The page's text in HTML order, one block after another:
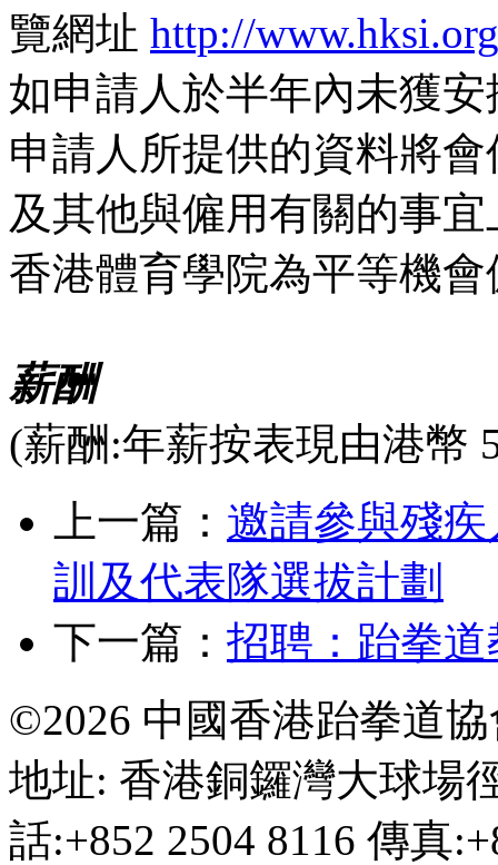
覽網址 http://
如申請人於半年內未獲
申請人所提供的資料將
及其他與僱用有關的事宜
香港體育學院為平等機會
薪酬
(薪酬:年薪按表現由港幣
上一篇： 邀請參與殘疾
訓及代表隊選拔計劃
下一篇： 招聘：跆拳
©2026 中國香港跆拳道
地址: 香港銅鑼灣大球場
話:+852 2504 8116 傳真